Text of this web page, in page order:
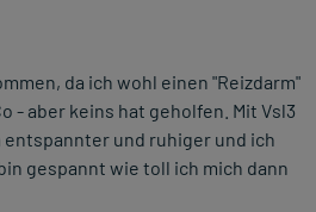
da ich wohl einen "Reizdarm"
- aber keins hat geholfen. Mit Vsl3
entspannter und ruhiger und ich
gespannt wie toll ich mich dann